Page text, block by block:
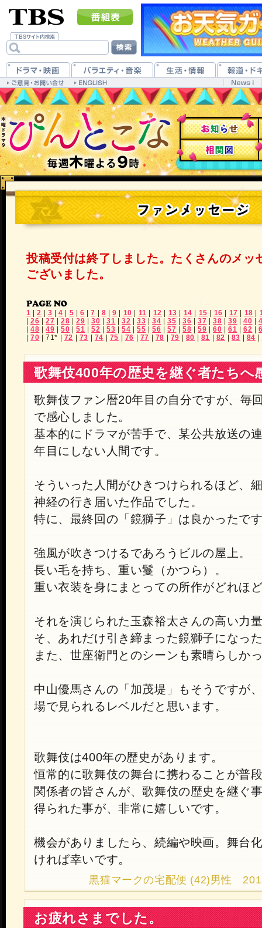
投稿受付は終了しました。たくさんのメッ
ございました。
1 |2 3 |4 5 |6 |7 8 |9 10 11 12 13 14 15 16 17 18
|26 |27 |28 |29 |30 |31 |32 |33 |34 |35 |36 |37 |38 |39 |40 |
|48 |49 |50 |51 |52 |53 |54 |55 |56 |57 |58 |59 |60 |61 |62 |
|70 |71* 72 73 74 75 76 77 78 79 80 81 82 83 84
歌舞伎400年の歴史を継ぐ者たちへ
歌舞伎ファン暦20年目の自分ですが、毎
で感心しました。
基本的にドラマが苦手で、某公共放送の
年目にしない人間です。
そういった人間がひきつけられるほど、
神経の行き届いた作品でした。
特に、最終回の「鏡獅子」は良かったで
強風が吹きつけるであろうビルの屋上。
長い毛を持ち、重い鬘（かつら）。
重い衣装を身にまとっての所作がどれほ
それを演じられた玉森裕太さんの高い力
そ、あれだけ引き締まった鏡獅子になっ
また、世座衛門とのシーンも素晴らしか
中山優馬さんの「加茂堤」もそうですが
場で見られるレベルだと思います。
歌舞伎は400年の歴史があります。
恒常的に歌舞伎の舞台に携わることが普
関係者の皆さんが、歌舞伎の歴史を継ぐ
得られた事が、非常に嬉しいです。
機会がありましたら、続編や映画。舞台
ければ幸いです。
黒猫マークの宅配便 (42)男性
お疲れさまでした。